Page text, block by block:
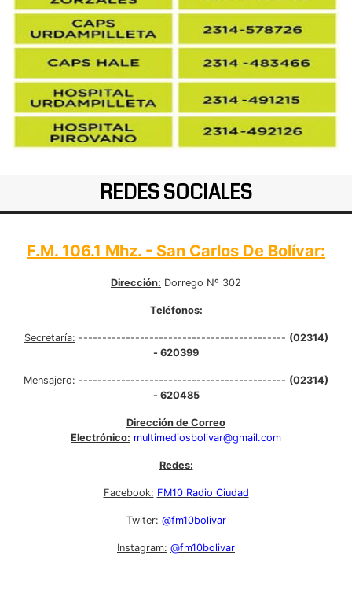
REDES SOCIALES
F.M. 106.1 Mhz. - San Carlos De Bolívar:
Dirección: Dorrego Nº 302
Teléfonos:
Secretaría: -------------------------------------------- (02314)
- 620399
Mensajero: -------------------------------------------- (02314)
- 620485
Dirección de Correo
Electrónico: multimediosbolivar@gmail.com
Redes:
Facebook: FM10 Radio Ciudad
Twiter: @fm10bolivar
Instagram: @fm10bolivar